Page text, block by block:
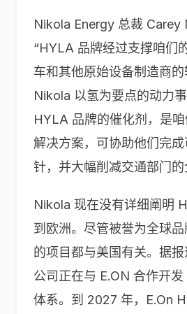
Nikola Energy 总裁 Carey
“HYLA 品牌经过支撑咱们
车和其他原始设备制造商
Nikola 以氢为要点的动力
HYLA 品牌的催化剂，是
解决方案，可协助他们完
针，并大幅削减交通部门
Nikola 现在没有详细阐明
到欧洲。尽管被誉为全球
的项目都与美国有关。据
公司正在与 E.ON 合作开
体系。到 2027 年，E.On